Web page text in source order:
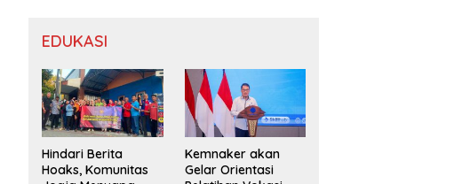
EDUKASI
Hindari Berita
Hoaks, Komunitas
Kemnaker akan
Gelar Orientasi